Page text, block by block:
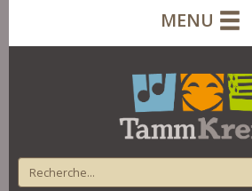
MENU